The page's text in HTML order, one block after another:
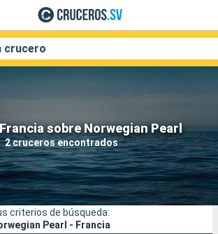
sobre Norwegian Pearl
2 cruceros encontrados
crucero
Compañías
Buscar
criterios de búsqueda:
Pearl - Francia